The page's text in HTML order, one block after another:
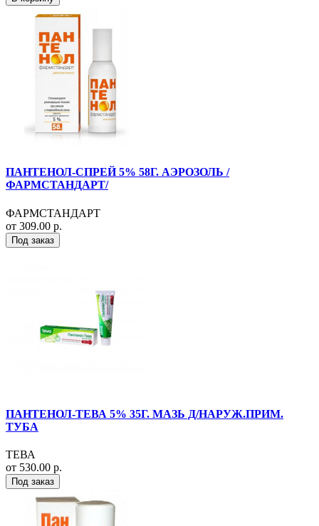
ПАНТЕНОЛ-СПРЕЙ 5% 58Г. АЭРОЗОЛЬ /
ФАРМСТАНДАРТ/
ФАРМСТАНДАРТ
от 309.00 р.
Под заказ
ПАНТЕНОЛ-ТЕВА 5% 35Г. МАЗЬ Д/НАРУЖ.ПРИМ.
ТУБА
ТЕВА
от 530.00 р.
Под заказ